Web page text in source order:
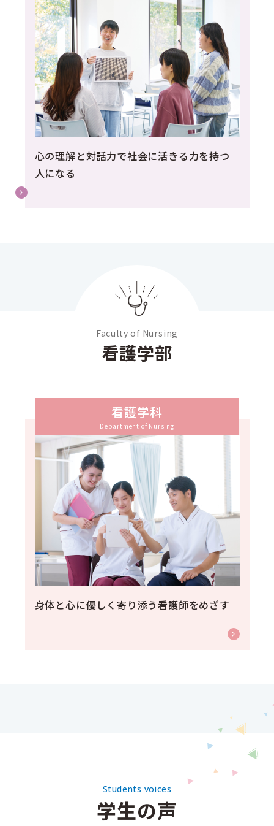
心の理解と対話力で社会に活きる力を持つ
人になる
Faculty of Nursing
看護学部
看護学科
Department of Nursing
身体と心に優しく寄り添う看護師をめざす
Students voices
学生の声